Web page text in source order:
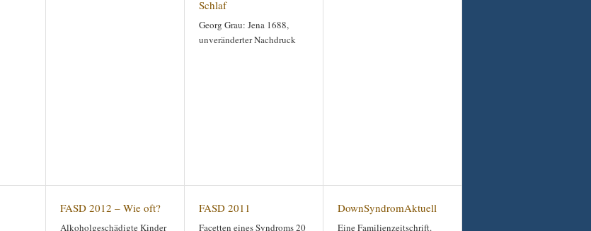
Schlaf
Georg Grau: Jena 1688,
unveränderter Nachdruck
FASD 2012 – Wie oft?
Alkoholgeschädigte Kinder
FASD 2011
Facetten eines Syndroms 20
DownSyndromAktuell
Eine Familienzeitschrift.